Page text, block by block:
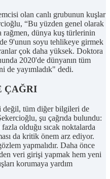
olan canlı grubunun kuşlar
“Bu yüzden genel olarak
dünya kuş türlerinin
9'unun soyu tehlikeye girmek
çok daha yüksek. Doktora
2020'de dünyanın tüm
de yayımladık" dedi.
ÇAĞRI
değil, tüm diğer bilgileri de
şu çağrıda bulundu:
olduğu sıcak noktalarda
da kritik önem arz ediyor.
yapmalıdır. Daha önce
veri girişi yapmak hem yeni
korumaya yardım